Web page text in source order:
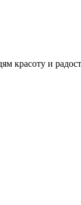
и